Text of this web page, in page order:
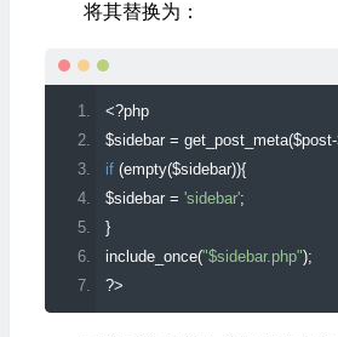
将其替换为：
<?php
$sidebar = get_post_meta($post
if (empty($sidebar)){
$sidebar = 'sidebar';
}
include_once("$sidebar.php");
?>